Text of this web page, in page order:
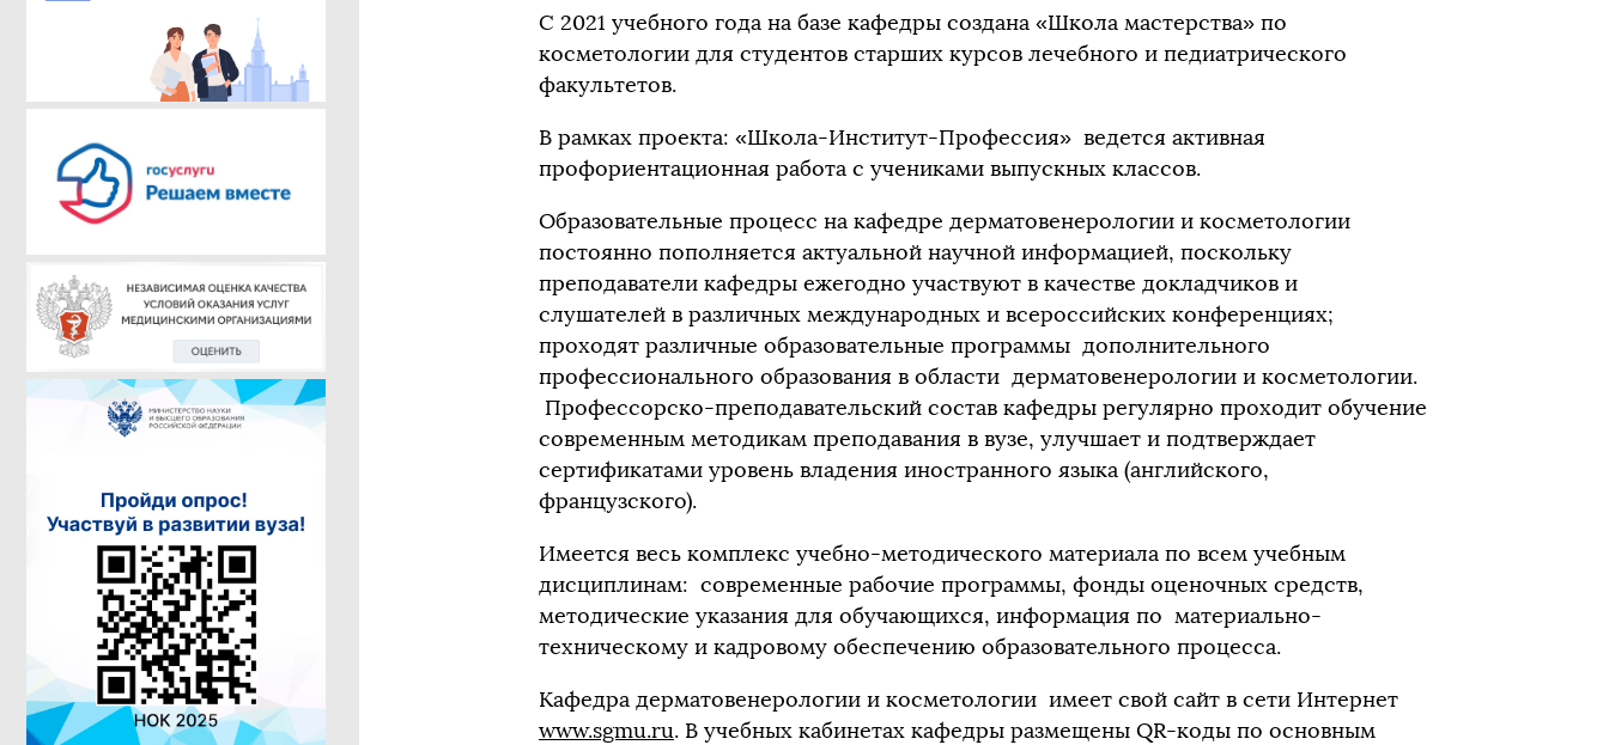
С 2021 учебного года на базе кафедры создана «Школа мастерства» по
косметологии для студентов старших курсов лечебного и педиатрического
факультетов.
В рамках проекта: «Школа-Институт-Профессия» ведется активная
профориентационная работа с учениками выпускных классов.
Образовательные процесс на кафедре дерматовенерологии и косметологии
постоянно пополняется актуальной научной информацией, поскольку
преподаватели кафедры ежегодно участвуют в качестве докладчиков и
слушателей в различных международных и всероссийских конференциях;
проходят различные образовательные программы дополнительного
профессионального образования в области дерматовенерологии и косметологии.
Профессорско-преподавательский состав кафедры регулярно проходит обучение
современным методикам преподавания в вузе, улучшает и подтверждает
сертификатами уровень владения иностранного языка (английского,
французского).
Имеется весь комплекс учебно-методического материала по всем учебным
дисциплинам: современные рабочие программы, фонды оценочных средств,
методические указания для обучающихся, информация по материально-
техническому и кадровому обеспечению образовательного процесса.
Кафедра дерматовенерологии и косметологии имеет свой сайт в сети Интернет
www.sgmu.ru. В учебных кабинетах кафедры размещены QR-коды по основным